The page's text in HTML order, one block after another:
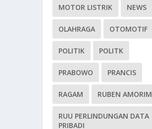
MOTOR LISTRIK NEWS
OLAHRAGA OTOMOTIF
POLITIK POLITK
PRABOWO PRANCIS
RAGAM RUBEN AMORIM
RUU PERLINDUNGAN DATA
PRIBADI